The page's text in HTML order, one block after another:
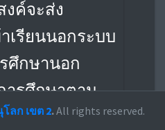
งค์จะส่ง
เรียนนอกระบบ
ศึกษานอก
ารศึกษาตาม
(ใกล้เขตพื้นที่
ลก เขต 2.All rights reserved.